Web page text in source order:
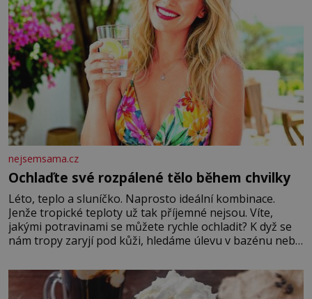
nejsemsama.cz
Ochlaďte své rozpálené tělo během chvilky
Léto, teplo a sluníčko. Naprosto ideální kombinace.
Jenže tropické teploty už tak příjemné nejsou. Víte,
jakými potravinami se můžete rychle ochladit? K dyž se
nám tropy zaryjí pod kůži, hledáme úlevu v bazénu nebo
blízkosti. Nemusíte však zoufat. Pokud budete mít
promyšlený jídelníček, žadné pařáky si na vás